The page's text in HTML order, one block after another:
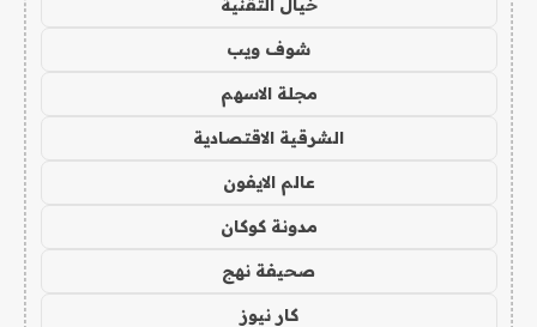
شوف ويب
مجلة الاسهم
الشرقية الاقتصادية
عالم الايفون
مدونة كوكان
صحيفة نهج
كار نيوز